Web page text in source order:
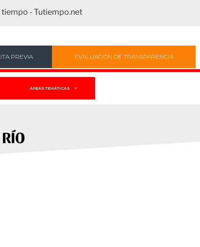
tiempo - Tutiempo.net
PREVIA EVALUACIÓN DE TRANSPARENCIA
ÁREAS TEMÁTICAS